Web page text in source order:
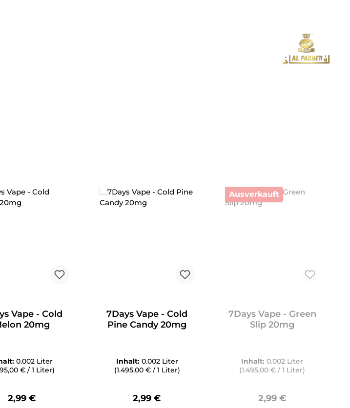
Vape - Cold
20mg
0.002 Liter
€ / 1 Liter)
Regulärer Preis:
2,99 €
7Days Vape - Cold
Pine Candy 20mg
Inhalt: 0.002 Liter
(1.495,00 € / 1 Liter)
Regulärer Preis:
2,99 €
Ausverkauft
7Days Vape - Green
Slip 20mg
Inhalt:0.002 Liter
(1.495,00 € / 1 Liter)
Regulärer Preis:
2,99 €